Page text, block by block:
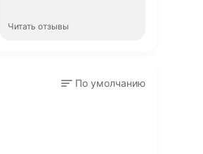
Читать отзывы
По умолчанию